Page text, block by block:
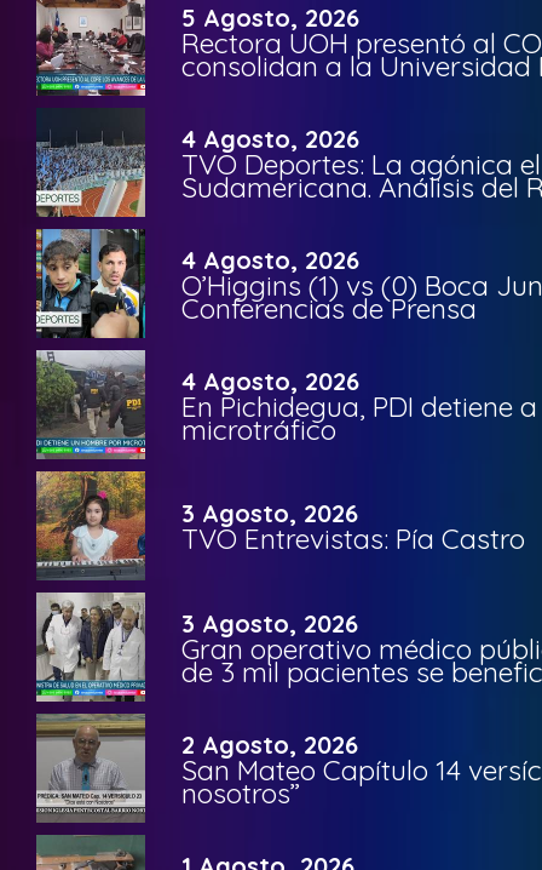
5 Agosto, 2026
Rectora UOH presentó al
consolidan a la Universidad
4 Agosto, 2026
TVO Deportes: La agónica
Sudamericana. Análisis del
4 Agosto, 2026
O’Higgins (1) vs (0) Boca
Conferencias de Prensa
4 Agosto, 2026
En Pichidegua, PDI detiene
microtráfico
3 Agosto, 2026
TVO Entrevistas: Pía Castro
3 Agosto, 2026
Gran operativo médico
de 3 mil pacientes se
2 Agosto, 2026
San Mateo Capítulo 14
nosotros”